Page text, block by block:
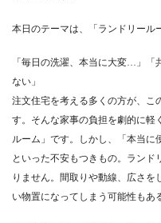
本日のテーマは、「ランドリール
「毎日の洗濯、本当に大変…」
ない」
注文住宅を考える多くの方が、こ
す。そんな家事の負担を劇的に軽
ルーム」です。しかし、「本当に
といった不安もつきもの。ランド
りません。間取りや動線、広さを
い物置になってしまう可能性もあ